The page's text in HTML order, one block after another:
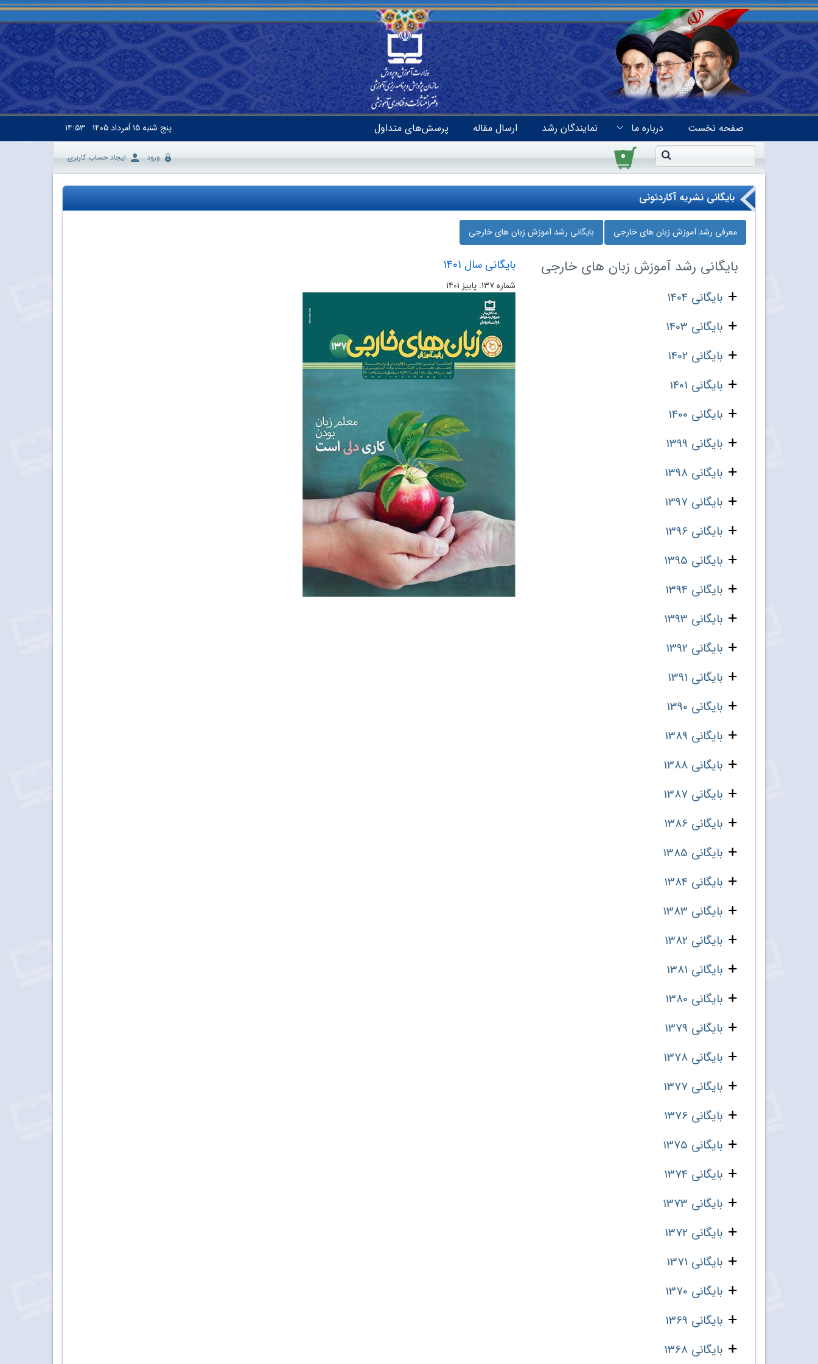
صفحه نخست درباره ما نمایندگان رشد ارسال مقاله پرسش‌های متداول پنج شنبه۱۵ اَمرداد ۱۴۰۵ ۱۴:۵۳
۰ ورود ایجاد حساب کاربری
بایگانی نشریه آکاردئونی
معرفی رشد آموزش زبان‌ های خارجی بایگانی رشد آموزش زبان‌ های خارجی
بایگانی رشد آموزش زبان‌ های خارجی
بایگانی 1404
بایگانی 1403
بایگانی 1402
بایگانی 1401
بایگانی 1400
بایگانی 1399
بایگانی 1398
بایگانی 1397
بایگانی 1396
بایگانی 1395
بایگانی 1394
بایگانی 1393
بایگانی 1392
بایگانی 1391
بایگانی 1390
بایگانی 1389
بایگانی 1388
بایگانی 1387
بایگانی 1386
بایگانی 1385
بایگانی 1384
بایگانی 1383
بایگانی 1382
بایگانی 1381
بایگانی 1380
بایگانی 1379
بایگانی 1378
بایگانی 1377
بایگانی 1376
بایگانی 1375
بایگانی 1374
بایگانی 1373
بایگانی 1372
بایگانی 1371
بایگانی 1370
بایگانی 1369
بایگانی 1368
بایگانی سال 1401
شماره ۱۳۷. پاییز ۱۴۰۱